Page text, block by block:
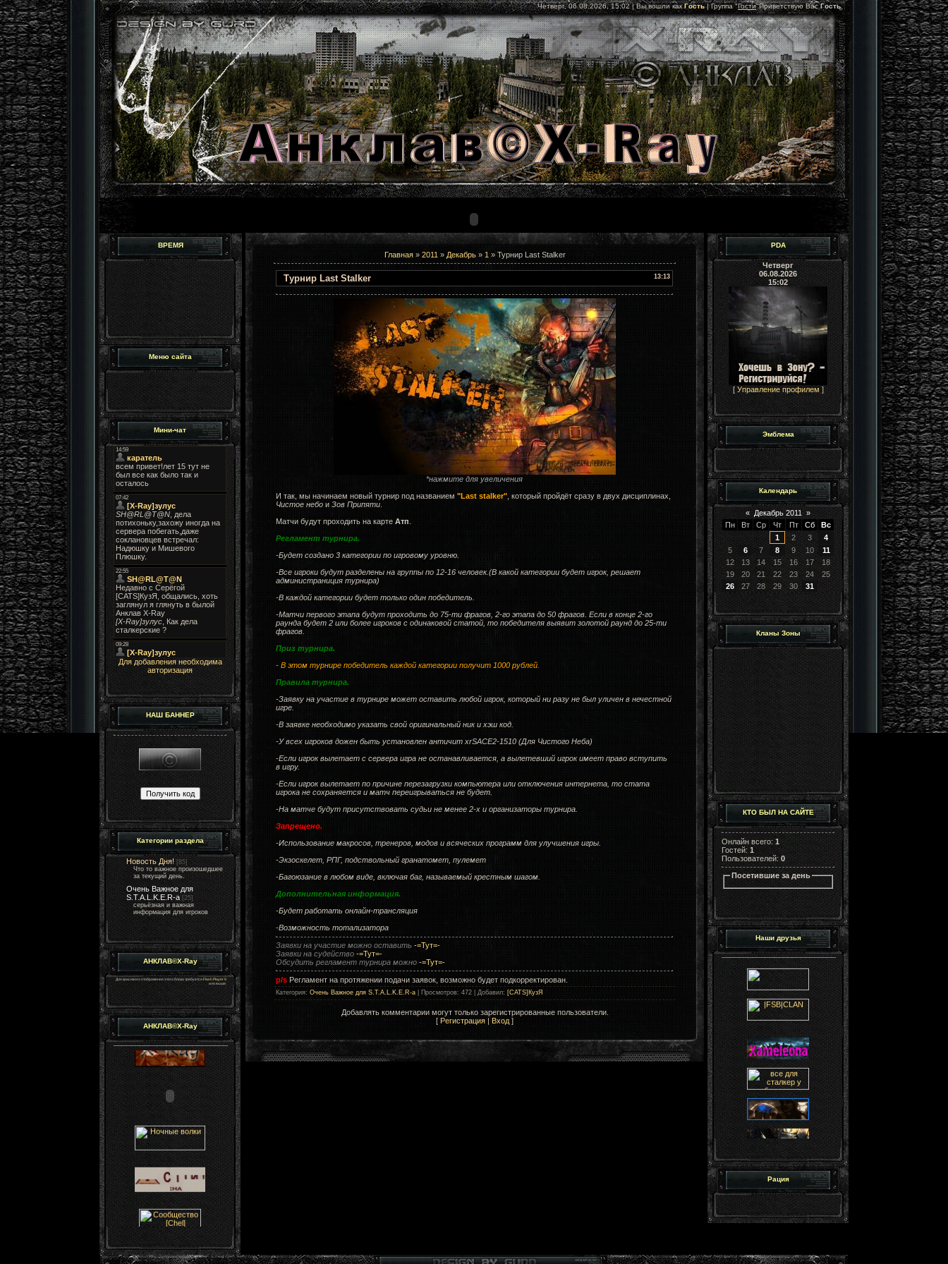
Четверг, 06.08.2026, 15:02 |Вы вошли как Гость|Группа"Гости"Приветствую Вас Гость
ВРЕМЯ
Меню сайта
Мини-чат
Для добавления необходима
авторизация
НАШ БАННЕР
Категории раздела
Новость Дня! [85]
Что то важное произошедшее
за текущий день.
Очень Важное для
S.T.A.L.K.E.R-а [25]
серьёзная и важная
информация для игроков
АНКЛАВ©X-Ray
Для красивого отображения этого блока требуетсяFlash Player 9
или выше.
АНКЛАВ©X-Ray
Главная» 2011 » Декабрь » 1 » Турнир Last Stalker
13:13
Турнир Last Stalker
*нажмите для увеличения
И так, мы начинаем новый турнир под названием "Last stalker" , который пройдёт сразу в двух дисциплинах,
Чистое небо и Зов Припяти
Матчи будут проходить на карте Атп
Регламент турнира.
-Будет создано 3 категории по игровому уровню.
-Все игроки будут разделены на группы по 12-16 человек.(В какой категории будет игрок, решает
администраниция турнира)
-В каждой категории будет только один победитель.
-Матчи первого этапа будут проходить до 75-ти фрагов, 2-го этапа до 50 фрагов. Если в конце 2-го
раунда будет 2 или более игроков с одинаковой статой, то победителя выявит золотой раунд до 25-ти
фрагов.
Приз турнира.
- В этом турнире победитель каждой категории получит 1000 рублей.
Правила турнира.
-Заявку на участие в турнире может оставить любой игрок, который ни разу не был уличен в нечестной
игре.
-В заявке необходимо указать свой оригинальный ник и хэш код.
-У всех игроков дожен быть установлен античит xrSACE2-1510 (Для Чистого Неба)
-Если игрок вылетает с сервера игра не останавливается, а вылетевший игрок имеет право вступить
в игру.
-Если игрок вылетает по причине перезагрузки компьютера или отключения интернета, то стата
игрока не сохраняется и матч переигрываться не будет.
-На матче будут присутствовать судьи не менее 2-х и организаторы турнира.
Запрещено.
-Использование макросов, тренеров, модов и всяческих программ для улучшения игры.
-Экзоскелет, РПГ, подствольный гранатомет, пулемет
-Багоюзание в любом виде, включая баг, называемый крестным шагом.
Дополнительная информация.
-Будет работать онлайн-трансляция
-Возможность тотализатора
Заявки на участие можно оставить -=Тут=-
Заявки на судейство -=Тут=-
Обсудить регламент турнира можно -=Тут=-
p/s Регламент на протяжении подачи заявок, возможно будет подкорректирован.
Категория: Очень Важное для S.T.A.L.K.E.R-а Просмотров: 472 | Добавил: [CATS]КузЯ
Добавлять комментарии могут только зарегистрированные пользователи.
[ Регистрация|Вход ]
PDA
Четверг
06.08.2026
15:02
[ Управление профилем]
Эмблема
Календарь
« Декабрь 2011 »
Пн
Вт Ср Чт Пт Сб
Вс
1
2 3
4
5
6 7 8 9 10
11
12
13 14 15 16 17
18
19
20 21 22 23 24
25
26
27 28 29 30 31
Кланы Зоны
КТО БЫЛ НА САЙТЕ
Онлайн всего: 1
Гостей: 1
Пользователей:0
Посетившие за день
Наши друзья
Рация